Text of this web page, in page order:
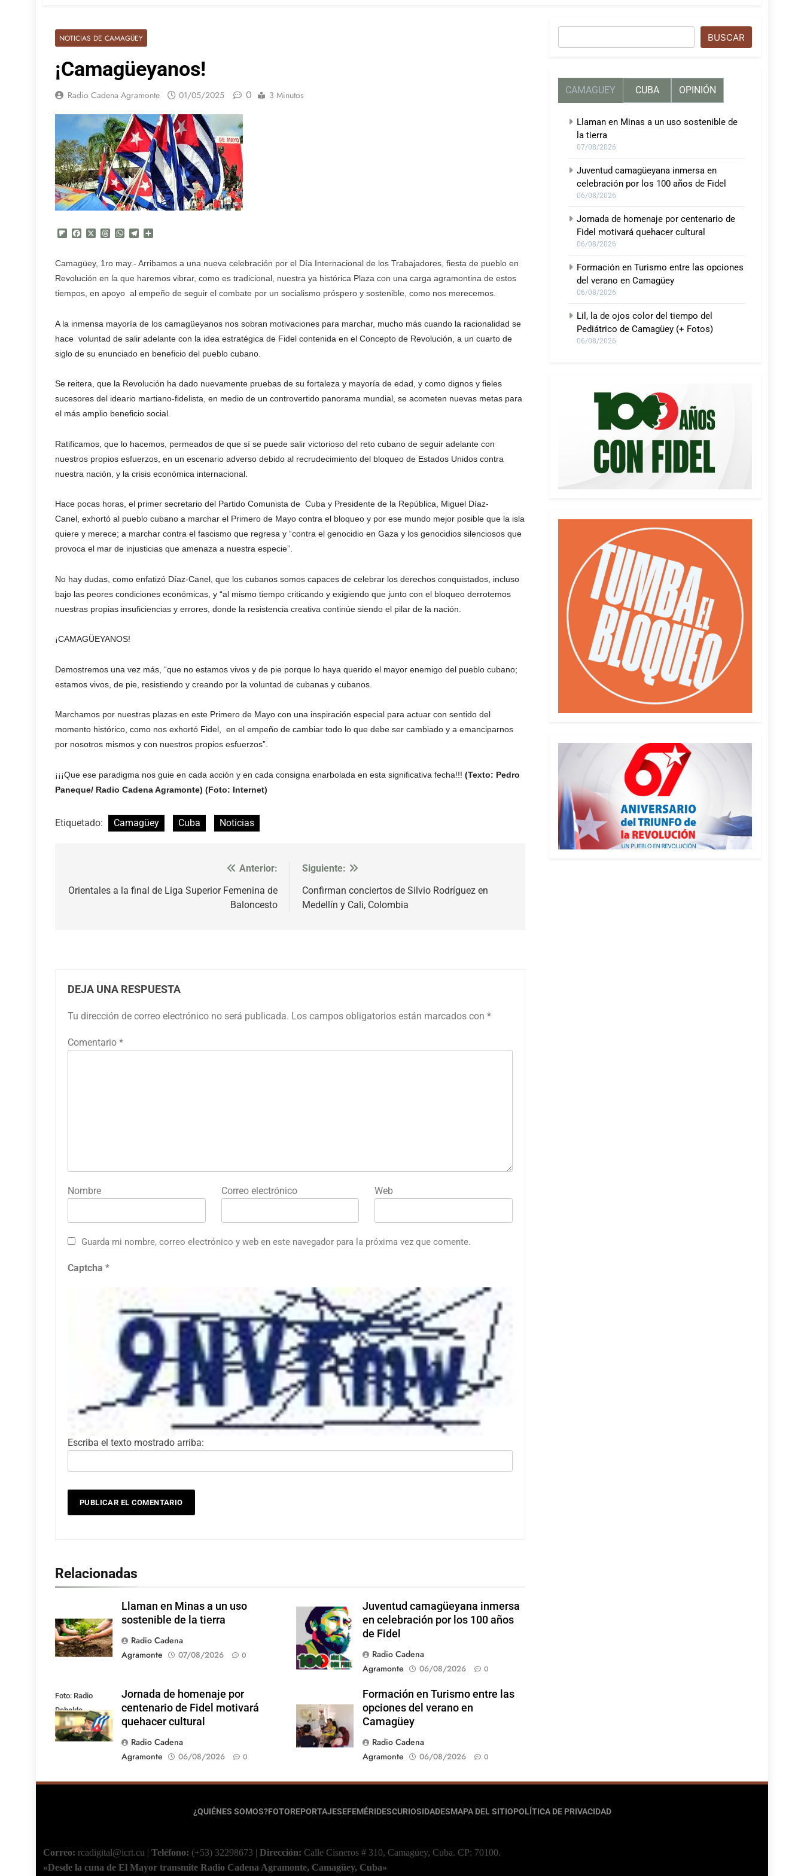
NOTICIAS DE CAMAGÜEY
¡Camagüeyanos!
Radio Cadena Agramonte 01/05/2025 0 3 Minutos
Flipboard
FacebookThreadsWhatsApp
Telegram
Camagüey, 1ro may.- Arribamos a una nueva celebración por el Día Internacional de los Trabajadores, fiesta de pueblo en
Revolución en la que haremos vibrar, como es tradicional, nuestra ya histórica Plaza con una carga agramontina de estos
tiempos, en apoyo al empeño de seguir el combate por un socialismo próspero y sostenible, como nos merecemos.
A la inmensa mayoría de los camagüeyanos nos sobran motivaciones para marchar, mucho más cuando la racionalidad se
hace voluntad de salir adelante con la idea estratégica de Fidel contenida en el Concepto de Revolución, a un cuarto de
siglo de su enunciado en beneficio del pueblo cubano.
Se reitera, que la Revolución ha dado nuevamente pruebas de su fortaleza y mayoría de edad, y como dignos y fieles
sucesores del ideario martiano-fidelista, en medio de un controvertido panorama mundial, se acometen nuevas metas para
el más amplio beneficio social.
Ratificamos, que lo hacemos, permeados de que sí se puede salir victorioso del reto cubano de seguir adelante con
nuestros propios esfuerzos, en un escenario adverso debido al recrudecimiento del bloqueo de Estados Unidos contra
nuestra nación, y la crisis económica internacional.
Hace pocas horas, el primer secretario del Partido Comunista de Cuba y Presidente de la República, Miguel Díaz-
Canel, exhortó al pueblo cubano a marchar el Primero de Mayo contra el bloqueo y por ese mundo mejor posible que la isla
quiere y merece; a marchar contra el fascismo que regresa y “contra el genocidio en Gaza y los genocidios silenciosos que
provoca el mar de injusticias que amenaza a nuestra especie”.
No hay dudas, como enfatizó Díaz-Canel, que los cubanos somos capaces de celebrar los derechos conquistados, incluso
bajo las peores condiciones económicas, y “al mismo tiempo criticando y exigiendo que junto con el bloqueo derrotemos
nuestras propias insuficiencias y errores, donde la resistencia creativa continúe siendo el pilar de la nación.
¡CAMAGÜEYANOS!
Demostremos una vez más, “que no estamos vivos y de pie porque lo haya querido el mayor enemigo del pueblo cubano;
estamos vivos, de pie, resistiendo y creando por la voluntad de cubanas y cubanos.
Marchamos por nuestras plazas en este Primero de Mayo con una inspiración especial para actuar con sentido del
momento histórico, como nos exhortó Fidel, en el empeño de cambiar todo lo que debe ser cambiado y a emanciparnos
por nosotros mismos y con nuestros propios esfuerzos”.
¡¡¡Que ese paradigma nos guie en cada acción y en cada consigna enarbolada en esta significativa fecha!!! (Texto: Pedro
Paneque/ Radio Cadena Agramonte) (Foto: Internet)
Etiquetado: Camagüey Cuba Noticias
de
Anterior:
Orientales a la final de Liga Superior Femenina de
Baloncesto
Siguiente:
Confirman conciertos de Silvio Rodríguez en
Medellín y Cali, Colombia
DEJA UNA RESPUESTA
Tu dirección de correo electrónico no será publicada. Los campos obligatorios están marcados con *
Comentario *
Nombre Correo electrónico Web
Guarda mi nombre, correo electrónico y web en este navegador para la próxima vez que comente.
Captcha *
Escriba el texto mostrado arriba:
Relacionadas
Llaman en Minas a un uso
sostenible de la tierra
Radio Cadena
Agramonte
07/08/2026 0
Foto: Internet
Juventud camagüeyana inmersa
en celebración por los 100 años
de Fidel
Radio Cadena
Agramonte
06/08/2026 0
Foto: Radio
Rebelde
Jornada de homenaje por
centenario de Fidel motivará
quehacer cultural
Radio Cadena
Agramonte
06/08/2026 0
Formación en Turismo entre las
opciones del verano en
Camagüey
Radio Cadena
Agramonte
06/08/2026 0
BUSCAR
CAMAGUEY CUBA OPINIÓN
Llaman en Minas a un uso sostenible de
la tierra
07/08/2026
Juventud camagüeyana inmersa en
celebración por los 100 años de Fidel
06/08/2026
Jornada de homenaje por centenario de
Fidel motivará quehacer cultural
06/08/2026
Formación en Turismo entre las opciones
del verano en Camagüey
06/08/2026
Lil, la de ojos color del tiempo del
Pediátrico de Camagüey (+ Fotos)
06/08/2026
¿QUIÉNES SOMOS?FOTOREPORTAJESEFEMÉRIDESCURIOSIDADESMAPA DEL SITIOPOLÍTICA DE PRIVACIDAD
Correo: rcadigital@icrt.cu | Teléfono: (+53) 32298673 | Dirección: Calle Cisneros # 310, Camagüey, Cuba. CP: 70100.
«Desde la cuna de El Mayor transmite Radio Cadena Agramonte, Camagüey, Cuba»